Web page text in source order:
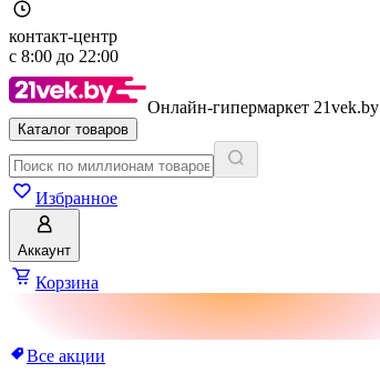
контакт-центр
с 8:00 до 22:00
Онлайн-гипермаркет 21vek.by
Каталог товаров
Избранное
Аккаунт
Корзина
Все акции